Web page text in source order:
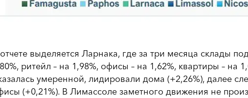
выделяется Ларнака, где за три месяца склады
ритейл – на 1,98%, офисы – на 1,62%, квартиры – на
умеренной, лидировали дома (+2,26%), далее
(+0,21%). В Лимассоле заметного движения не